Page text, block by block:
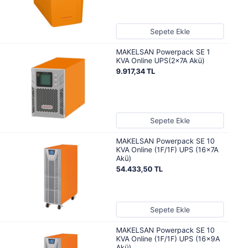
Sepete Ekle
MAKELSAN Powerpack SE 1
KVA Online UPS(2x7A Akü)
9.917,34 TL
Sepete Ekle
MAKELSAN Powerpack SE 10
KVA Online (1F/1F) UPS (16x7A
Akü)
54.433,50 TL
Sepete Ekle
MAKELSAN Powerpack SE 10
KVA Online (1F/1F) UPS (16x9A